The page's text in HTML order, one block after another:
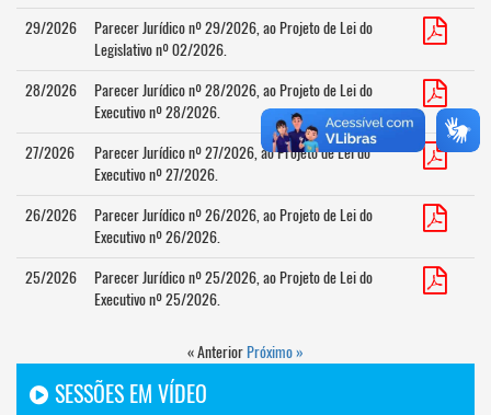
29/2026
Parecer Jurídico nº 29/2026, ao Projeto de Lei do
Legislativo nº 02/2026.
28/2026
Parecer Jurídico nº 28/2026, ao Projeto de Lei do
Executivo nº 28/2026.
27/2026
Parecer Jurídico nº 27/2026, ao Projeto de Lei do
Executivo nº 27/2026.
26/2026
Parecer Jurídico nº 26/2026, ao Projeto de Lei do
Executivo nº 26/2026.
25/2026
Parecer Jurídico nº 25/2026, ao Projeto de Lei do
Executivo nº 25/2026.
« Anterior Próximo »
SESSÕES EM VÍDEO